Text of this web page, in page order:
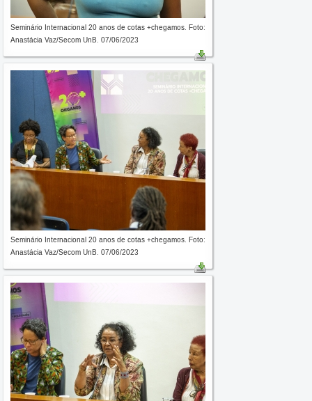
Seminário Internacional 20 anos de cotas +chegamos. Foto:
Anastácia Vaz/Secom UnB. 07/06/2023
Seminário Internacional 20 anos de cotas +chegamos. Foto:
Anastácia Vaz/Secom UnB. 07/06/2023